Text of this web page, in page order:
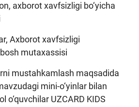
axborot xavfsizligi bo‘yicha
Axborot xavfsizligi
mutaxassisi
mustahkamlash maqsadida
mini-o‘yinlar bilan
o‘quvchilar UZCARD KIDS